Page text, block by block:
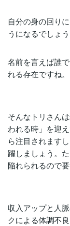
自分の身の回り
うになるでしょう
名前を言えば誰
れる存在ですね。
そんなトリさん
われる時」を迎
ら注目されます
躍しましょう。
陥れられるので要
収入アップと人
クによる体調不